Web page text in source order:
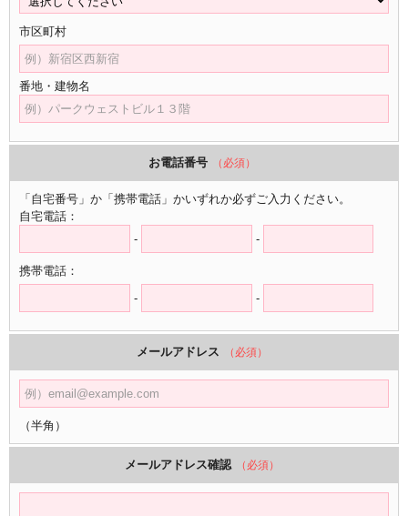
市区町村
番地・建物名
お電話番号 （必須）
「自宅番号」か「携帯電話」かいずれか必ずご入力ください。
自宅電話：
-
-
携帯電話：
-
-
メールアドレス （必須）
（半角）
メールアドレス確認 （必須）